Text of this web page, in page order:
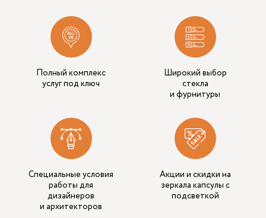
Полный комплекс
услуг под ключ
Широкий выбор
стекла
и фурнитуры
Специальные условия
работы для
дизайнеров
и архитекторов
Акции и скидки на
зеркала капсулы с
подсветкой